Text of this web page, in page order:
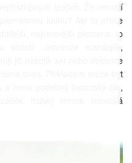
krajích. Že nemají
knihu? Ale to přece
nejcennější plemena, to
století. Jenomže starobylé,
již několik set nebo dokonce
dnes. Příkladem může být
jemu podobný japonský čin,
italský chrtek, mexická